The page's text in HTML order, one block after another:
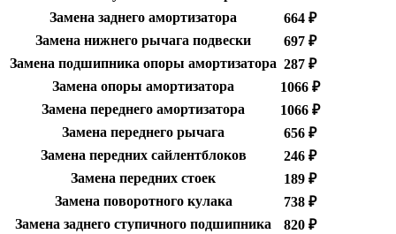
Замена заднего амортизатора
664 ₽
Замена нижнего рычага подвески
697 ₽
Замена подшипника опоры амортизатора 287 ₽
Замена опоры амортизатора
1066 ₽
Замена переднего амортизатора
1066 ₽
Замена переднего рычага
656 ₽
Замена передних сайлентблоков
246 ₽
Замена передних стоек
189 ₽
Замена поворотного кулака
738 ₽
Замена заднего ступичного подшипника
820 ₽